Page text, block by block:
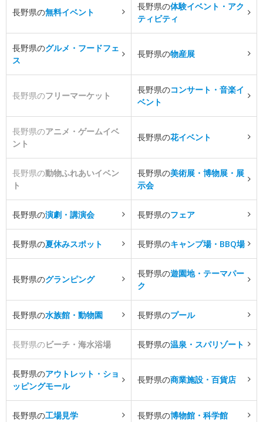
長野県の無料イベント
長野県の体験イベント・アク
ティビティ
長野県のグルメ・フードフェ
ス
長野県の物産展
長野県のフリーマーケット
長野県のコンサート・音楽イ
ベント
長野県のアニメ・ゲームイベ
ント
長野県の花イベント
長野県の動物ふれあいイベン
ト
長野県の美術展・博物展・展
示会
長野県の演劇・講演会 長野県のフェア
長野県の夏休みスポット 長野県のキャンプ場・BBQ場
長野県のグランピング
長野県の遊園地・テーマパー
ク
長野県の水族館・動物園 長野県のプール
長野県のビーチ・海水浴場 長野県の温泉・スパリゾート
長野県のアウトレット・ショ
ッピングモール
長野県の商業施設・百貨店
長野県の工場見学 長野県の博物館・科学館